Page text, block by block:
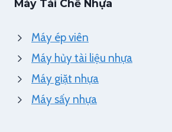
Máy Tái Chế Nhựa
Máy ép viên
Máy hủy tài liệu nhựa
Máy giặt nhựa
Máy sấy nhựa